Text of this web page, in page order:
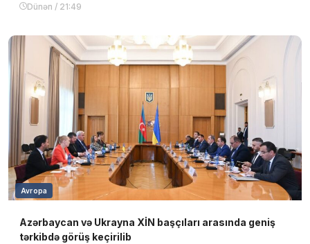
Dünən / 21:49
Avropa
Azərbaycan və Ukrayna XİN başçıları arasında geniş
tərkibdə görüş keçirilib